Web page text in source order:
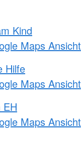
Kind
Maps Ansicht
Hilfe
Maps Ansicht
EH
Maps Ansicht